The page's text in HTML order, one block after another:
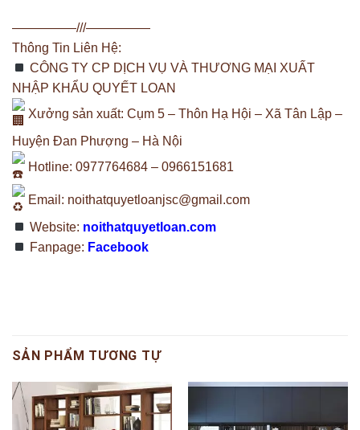
—————///—————
Thông Tin Liên Hệ:
CÔNG TY CP DỊCH VỤ VÀ THƯƠNG MẠI XUẤT
NHẬP KHẨU QUYẾT LOAN
Xưởng sản xuất: Cụm 5 – Thôn Hạ Hội – Xã Tân Lập –
Huyện Đan Phượng – Hà Nội
Hotline: 0977764684 – 0966151681
Email: noithatquyetloanjsc@gmail.com
Website: noithatquyetloan.com
Fanpage: Facebook
SẢN PHẨM TƯƠNG TỰ